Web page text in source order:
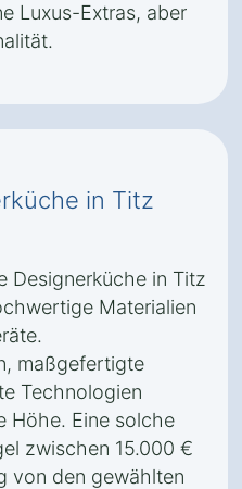
Luxus-Extras, aber
in Titz
Designerküche in Titz
Materialien
maßgefertigte
Technologien
Höhe. Eine solche
zwischen 15.000 €
von den gewählten